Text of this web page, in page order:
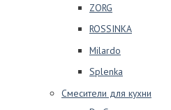
ZORG
ROSSINKA
Milardo
Splenka
Смесители для кухни